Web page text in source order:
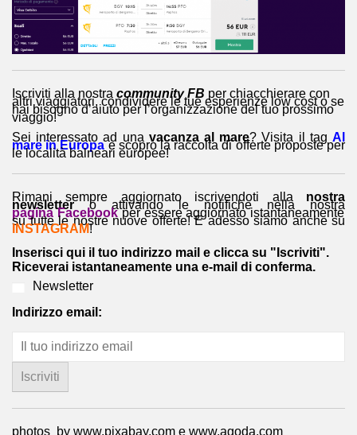
Iscriviti alla nostra community FB per chiacchierare con
altri viaggiatori, condividere le tue esperienze low cost o se
hai bisogno d’aiuto per l’organizzazione del tuo prossimo
viaggio!
Sei interessato ad una vacanza al mare? Visita il tagAl
mare in Europae scopro la raccolta di offerte proposte per
le località balneari europee!
Rimani sempre aggiornato iscrivendoti alla nostra
newslettero attivando le notifiche nella nostra
pagina Facebookper essere aggiornato istantaneamente
su tutte le nostre nuove offerte! E adesso siamo anche su
INSTAGRAM!
Inserisci qui il tuo indirizzo mail e clicca su "Iscriviti".
Riceverai istantaneamente una e-mail di conferma.
Newsletter
Indirizzo email:
photos by www.pixabay.com e www.agoda.com